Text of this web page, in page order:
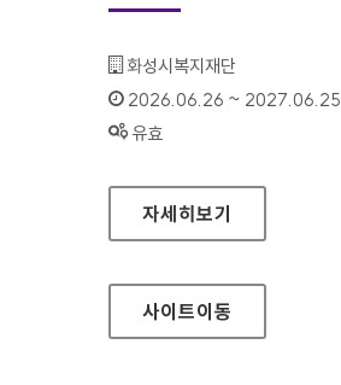
기관명 :
화성시복지재단
인증기간 :
2026.06.26 ~ 2027.06.25
상태 :
유효
화성시복지재단
자세히보기
사이트이동